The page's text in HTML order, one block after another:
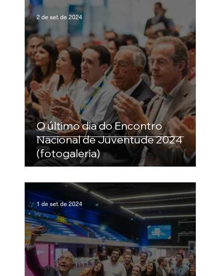
O último dia do Encontro
Nacional de Juventude 2024
(fotogaleria)
2 de set. de 2024
1 de set. de 2024